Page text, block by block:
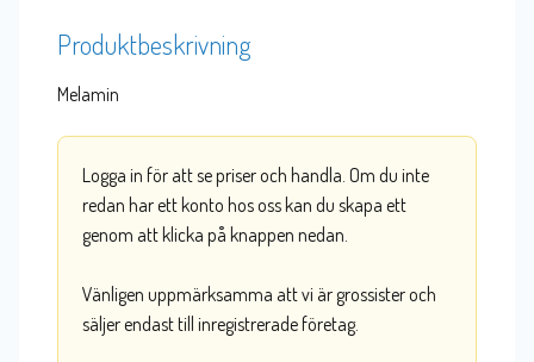
Produktbeskrivning
Melamin
Logga in för att se priser och handla. Om du inte
redan har ett konto hos oss kan du skapa ett
genom att klicka på knappen nedan.
Vänligen uppmärksamma att vi är grossister och
säljer endast till inregistrerade företag.